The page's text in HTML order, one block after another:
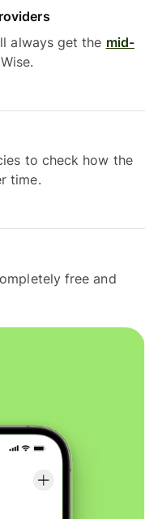
always get the mid-
to check how the
time.
free and